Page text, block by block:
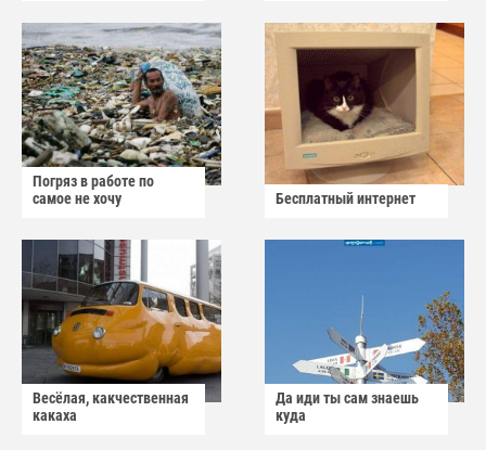
Погряз в работе по
самое не хочу
Бесплатный интернет
Весёлая, какчественная
какаха
Да иди ты сам знаешь
куда